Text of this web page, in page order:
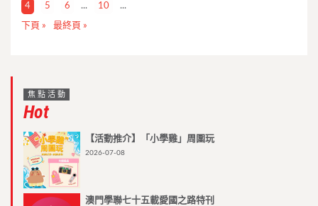
4 5 6 ... 10 ...
下頁 » 最終頁 »
焦點活動
Hot
【活動推介】「小學雞」周圍玩
2026-07-08
澳門學聯七十五載愛國之路特刊